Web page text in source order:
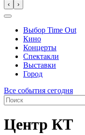
‹ ›
Выбор Time Out
Кино
Концерты
Спектакли
Выставки
Город
Все события сегодня
Центр КТ